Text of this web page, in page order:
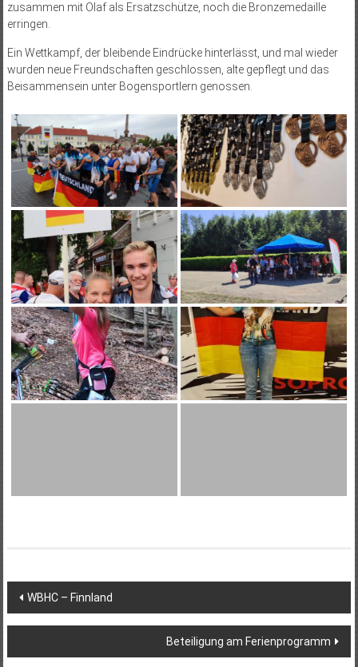
zusammen mit Olaf als Ersatzschütze, noch die Bronzemedaille
erringen.
Ein Wettkampf, der bleibende Eindrücke hinterlässt, und mal wieder
wurden neue Freundschaften geschlossen, alte gepflegt und das
Beisammensein unter Bogensportlern genossen.
Beitragsnavigation
WBHC – Finnland
Beteiligung am Ferienprogramm